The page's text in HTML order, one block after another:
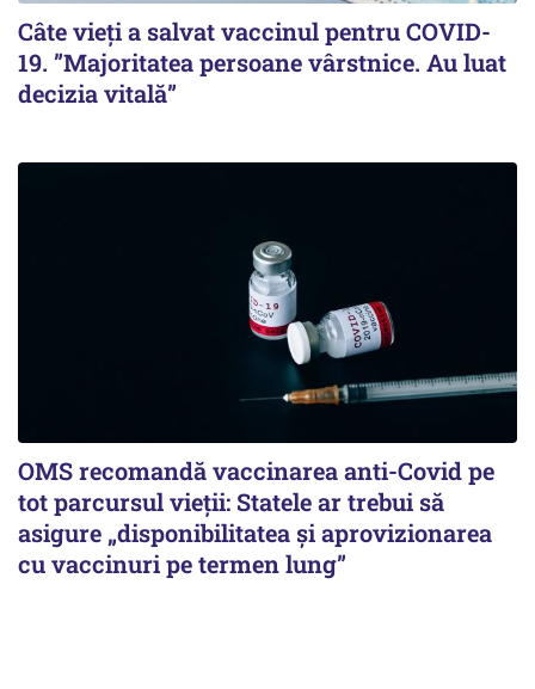
Câte vieți a salvat vaccinul pentru COVID-
19. ”Majoritatea persoane vârstnice. Au luat
decizia vitală”
OMS recomandă vaccinarea anti-Covid pe
tot parcursul vieții: Statele ar trebui să
asigure „disponibilitatea și aprovizionarea
cu vaccinuri pe termen lung”